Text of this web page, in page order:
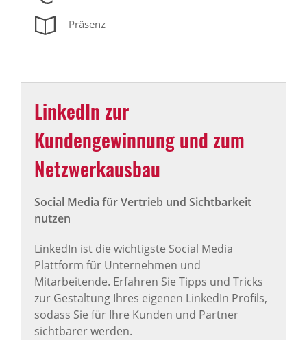
Präsenz
LinkedIn zur
Kundengewinnung und zum
Netzwerkausbau
Social Media für Vertrieb und Sichtbarkeit
nutzen
LinkedIn ist die wichtigste Social Media
Plattform für Unternehmen und
Mitarbeitende. Erfahren Sie Tipps und Tricks
zur Gestaltung Ihres eigenen LinkedIn Profils,
sodass Sie für Ihre Kunden und Partner
sichtbarer werden.